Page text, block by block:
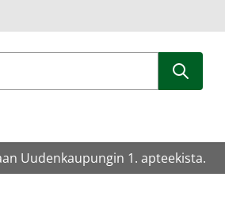
Uudenkaupungin 1. apteekista.